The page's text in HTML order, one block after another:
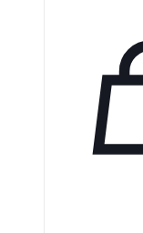
этикетку и
течение 60
установкой